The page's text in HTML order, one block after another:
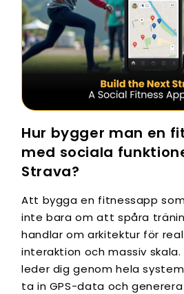
Hur bygger man en
med sociala
Strava?
Att bygga en fitnessapp
inte bara om att spåra
handlar om arkitektur för
interaktion och massiv skala.
leder dig genom hela
ta in GPS-data och